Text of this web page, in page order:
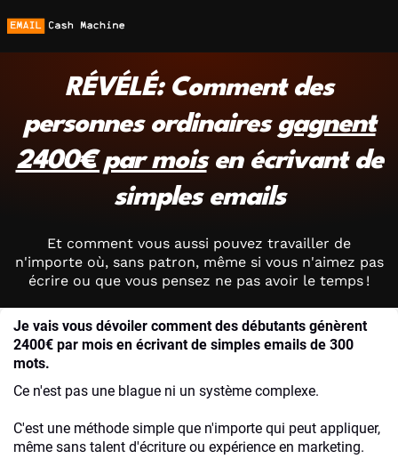
RÉVÉLÉ: Comment des
personnes ordinaires gagnent
2400€ par moisen écrivant de
simples emails
Et comment vous aussi pouvez travailler de
n'importe où, sans patron, même si vous n'aimez pas
écrire ou que vous pensez ne pas avoir le temps !
Je vais vous dévoiler comment des débutants génèrent
2400€ par mois en écrivant de simples emails de 300
mots.
Ce n'est pas une blague ni un système complexe.
C'est une méthode simple que n'importe qui peut appliquer,
même sans talent d'écriture ou expérience en marketing.